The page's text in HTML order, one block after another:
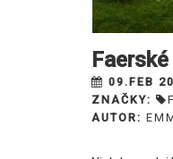
09.FEB
ZNAČKY:
AUTOR: